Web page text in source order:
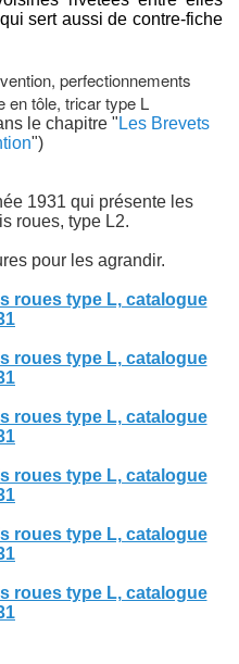
sert aussi de contre-fiche
le chapitre " Les Brevets
")
1931 qui présente les
roues, type L2.
pour les agrandir.